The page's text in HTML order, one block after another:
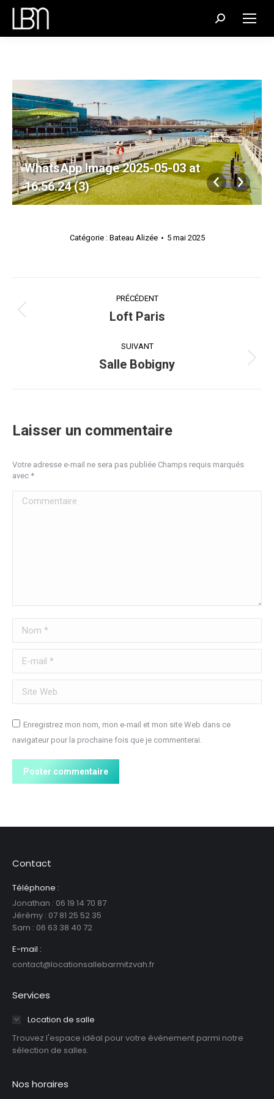
Recherche
:
WhatsApp Image 2025-05-03 at
16.56.24 (3)
Catégorie : Bateau Alizée 5 mai 2025
album
PRÉCÉDENT
Album
:
Loft Paris
SUIVANT
Album
Salle Bobigny
Laisser un commentaire
Votre adresse e-mail ne sera pas publiée Champs requis marqués
avec *
Commentaire
Nom *
E-mail *
Site Web
Enregistrez mon nom, mon e-mail et mon site Web dans ce
navigateur pour la prochaine fois que je commenterai.
Poster commentaire
Contact
Téléphone :
Jonathan : 06 19 14 70 87
Jérémy : 07 81 25 52 35
Sam : ‪06 63 38 40 72‬
E-mail :
contact@locationsallebarmitzvah.fr
Services
Location de salle
Trouvez l'espace idéal pour votre événement parmi notre
sélection de salles.
Nos horaires